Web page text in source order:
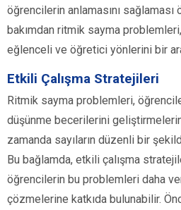
öğrencilerin anlamasını sağlaması
bakımdan ritmik sayma
eğlenceli ve öğretici yönlerini bir
Etkili Çalışma Stratejileri
Ritmik sayma problemleri,
düşünme becerilerini
zamanda sayıların düzenli bir
Bu bağlamda, etkili çalışma
öğrencilerin bu problemleri daha
çözmelerine katkıda bulunabilir.